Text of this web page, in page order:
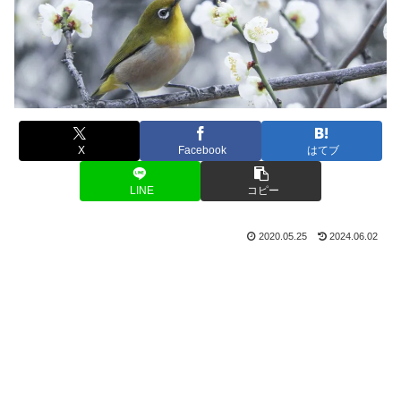
X Facebook はてブ
LINE コピー
2020.05.25 2024.06.02